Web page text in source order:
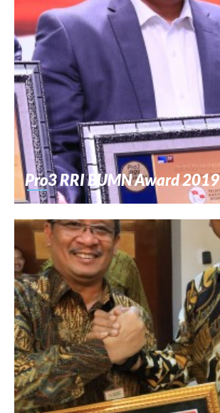
Pro3 RRI BUMN Award 2019